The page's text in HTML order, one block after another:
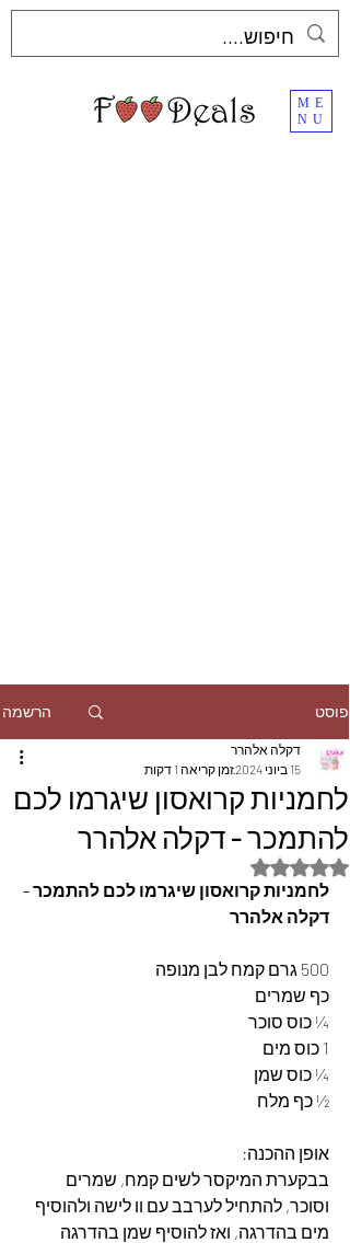
ME
NU
פוסט הרשמה
לחמניות קרואסון שיגרמו לכם
להתמכר - דקלה אלהרר
דקלה אלהרר
15 ביוני 2024
זמן קריאה 1 דקות
דירוג של NaN מתוך 5 כוכבים
לחמניות קרואסון שיגרמו לכם להתמכר -
דקלה אלהרר
500 גרם קמח לבן מנופה
כף שמרים
¼ כוס סוכר
1 כוס מים
¼ כוס שמן
½ כף מלח
אופן ההכנה:
בבקערת המיקסר לשים קמח, שמרים
וסוכר, להתחיל לערבב עם וו לישה ולהוסיף
מים בהדרגה, ואז להוסיף שמן בהדרגה